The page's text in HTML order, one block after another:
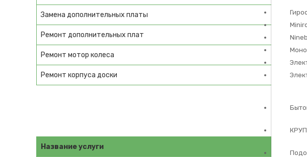
Замена дополнительных платы
Ремонт дополнительных плат
Ремонт мотор колеса
Ремонт корпуса доски
Название услуги